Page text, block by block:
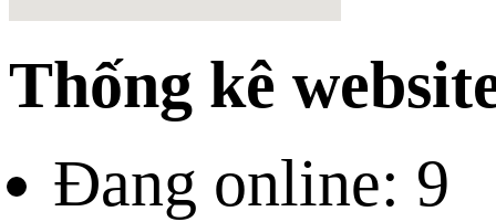
Thống kê
Đang online: 9